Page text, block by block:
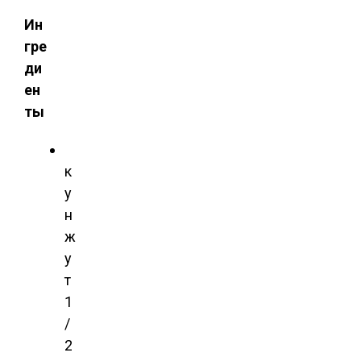
Ин
гре
ди
ен
ты
к
у
н
ж
у
т
1
/
2